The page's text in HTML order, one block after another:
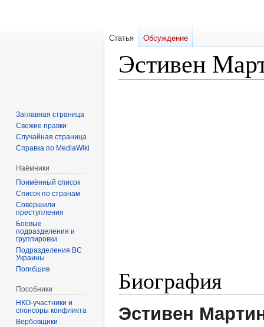
Эстивен
Биография
Эстивен
Статья Обсуждение
Заглавная страница
Свежие правки
Случайная страница
Справка по MediaWiki
Наёмники
Поимённый список
Список по странам
Совершили
преступления
Боевые
подразделения и
группировки
Подразделения ВС
Украины
Погибшие
Пособники
спонсоры конфликта
‏‎Вербовщики